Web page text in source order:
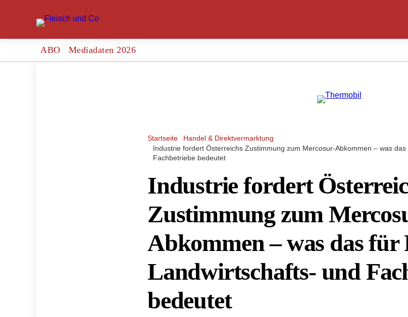
ABO Mediadaten 2026
Startseite
Handel & Direktvermarktung
Industrie fordert Österreichs Zustimmung zum Mercosur-Abkommen – was
Fachbetriebe bedeutet
Industrie fordert
Zustimmung zum
Abkommen – was das für
Landwirtschafts- und
bedeutet